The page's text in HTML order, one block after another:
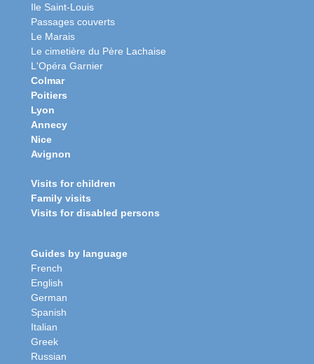
Ile Saint-Louis
Passages couverts
Le Marais
Le cimetière du Père Lachaise
L'Opéra Garnier
Colmar
Poitiers
Lyon
Annecy
Nice
Avignon
Visits for children
Family visits
Visits for disabled persons
Guides by language
French
English
German
Spanish
Italian
Greek
Russian